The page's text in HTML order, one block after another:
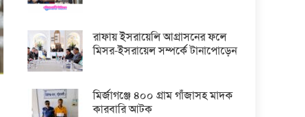
রাফায় ইসরায়েলি আগ্রাসনের ফলে
মিসর-ইসরায়েল সম্পর্কে টানাপোড়েন
মির্জাগঞ্জে ৪০০ গ্রাম গাঁজাসহ মাদক
কারবারি আটক